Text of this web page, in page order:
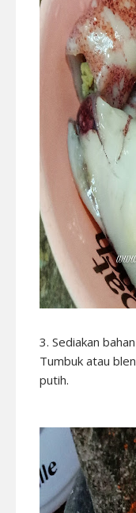
3. Sediakan
Tumbuk atau
putih.